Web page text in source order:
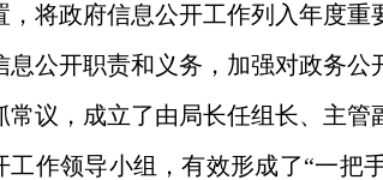
，将政府信息公开工作列入年度
息公开职责和义务，加强对政务
常议，成立了由局长任组长、主
工作领导小组，有效形成了“一把